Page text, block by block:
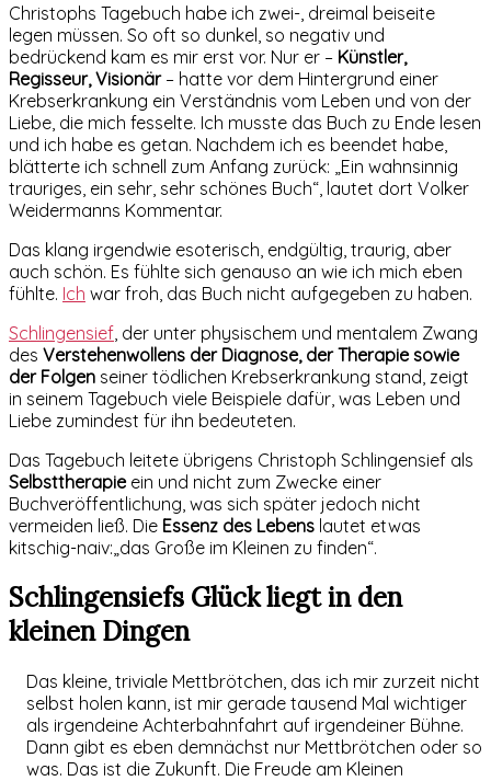
Christophs Tagebuch habe ich zwei-, dreimal beiseite
legen müssen. So oft so dunkel, so negativ und
bedrückend kam es mir erst vor. Nur er – Künstler,
Regisseur, Visionär– hatte vor dem Hintergrund einer
Krebserkrankung ein Verständnis vom Leben und von der
Liebe, die mich fesselte. Ich musste das Buch zu Ende lesen
und ich habe es getan. Nachdem ich es beendet habe,
blätterte ich schnell zum Anfang zurück: „Ein wahnsinnig
trauriges, ein sehr, sehr schönes Buch“, lautet dort Volker
Weidermanns Kommentar.
Das klang irgendwie esoterisch, endgültig, traurig, aber
auch schön. Es fühlte sich genauso an wie ich mich eben
fühlte. Ich war froh, das Buch nicht aufgegeben zu haben.
Schlingensief , der unter physischem und mentalem Zwang
des Verstehenwollens der Diagnose, der Therapie sowie
der Folgen seiner tödlichen Krebserkrankung stand, zeigt
in seinem Tagebuch viele Beispiele dafür, was Leben und
Liebe zumindest für ihn bedeuteten.
Das Tagebuch leitete übrigens Christoph Schlingensief als
Selbsttherapieein und nicht zum Zwecke einer
Buchveröffentlichung, was sich später jedoch nicht
vermeiden ließ. Die Essenz des Lebens lautet etwas
kitschig-naiv:„das Große im Kleinen zu finden“.
Schlingensiefs Glück liegt in den
kleinen Dingen
Das kleine, triviale Mettbrötchen, das ich mir zurzeit nicht
selbst holen kann, ist mir gerade tausend Mal wichtiger
als irgendeine Achterbahnfahrt auf irgendeiner Bühne.
Dann gibt es eben demnächst nur Mettbrötchen oder so
was. Das ist die Zukunft. Die Freude am Kleinen